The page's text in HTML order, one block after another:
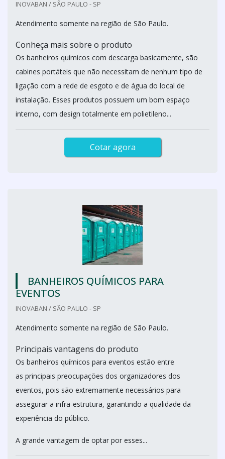
INOVABAN / SÃO PAULO - SP
Atendimento somente na região de São Paulo.
Conheça mais sobre o produto
Os banheiros químicos com descarga basicamente, são
cabines portáteis que não necessitam de nenhum tipo de
ligação com a rede de esgoto e de água do local de
instalação. Esses produtos possuem um bom espaço
interno, com design totalmente em polietileno...
Cotar agora
BANHEIROS QUÍMICOS PARA
EVENTOS
INOVABAN / SÃO PAULO - SP
Atendimento somente na região de São Paulo.
Principais vantagens do produto
Os banheiros químicos para eventos estão entre
as principais preocupações dos organizadores dos
eventos, pois são extremamente necessários para
assegurar a infra-estrutura, garantindo a qualidade da
experiência do público.
A grande vantagem de optar por esses...